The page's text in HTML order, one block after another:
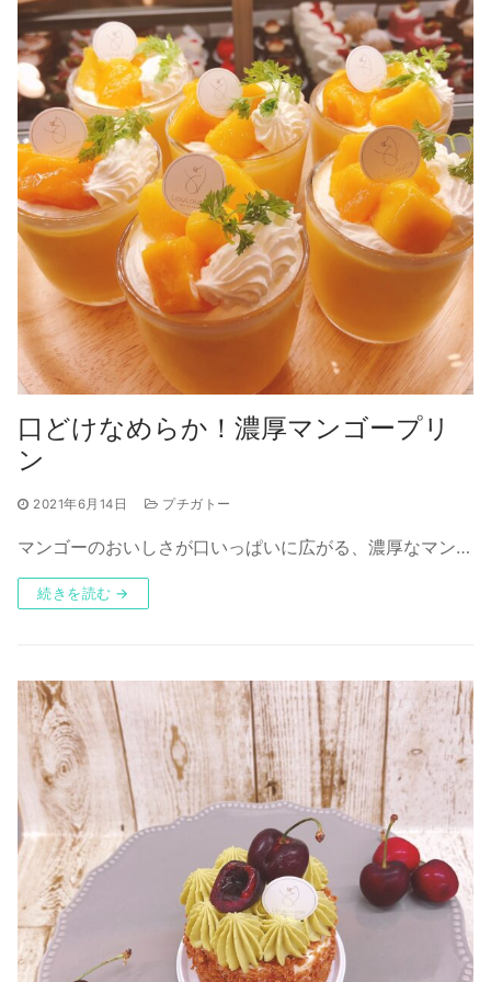
口どけなめらか！濃厚マンゴープリ
ン
2021年6月14日 プチガトー
マンゴーのおいしさが口いっぱいに広がる、濃厚なマン…
続きを読む →